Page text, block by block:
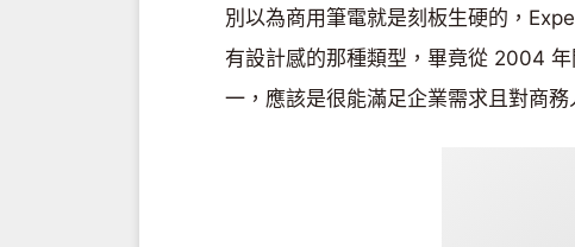
別以為商用筆電就是刻板生硬的，
有設計感的那種類型，畢竟從 2004
一，應該是很能滿足企業需求且對商